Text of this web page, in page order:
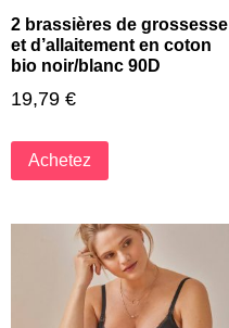
2 brassières de grossesse
et d’allaitement en coton
bio noir/blanc 90D
19,79 €
Achetez